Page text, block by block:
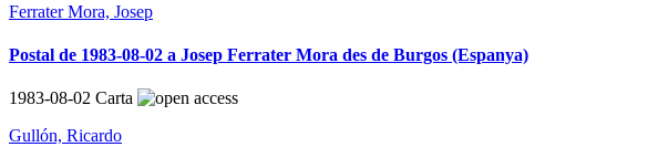
Ferrater Mora, Josep
Postal de 1983-08-02 a Josep Ferrater Mora des de Burgos (Espanya)
1983-08-02 Carta
Gullón, Ricardo